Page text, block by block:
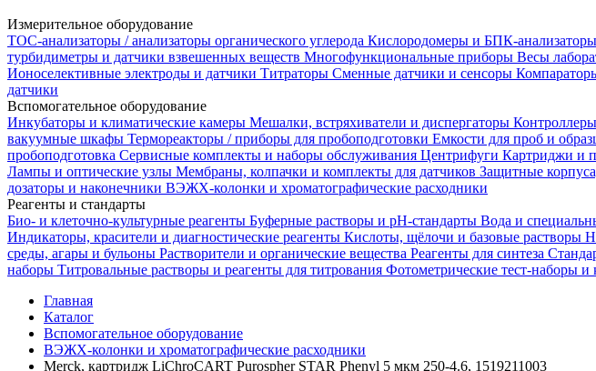
Измерительное оборудование
TOC-анализаторы / анализаторы органического углерода Кислородомеры и БПК-анализаторы
турбидиметры и датчики взвешенных веществ Многофункциональные приборы Весы
Ионоселективные электроды и датчики Титраторы Сменные датчики и сенсоры
датчики
Вспомогательное оборудование
Инкубаторы и климатические камеры Мешалки, встряхиватели и диспергаторы
вакуумные шкафы Термореакторы / приборы для пробоподготовки Емкости для проб и
пробоподготовка Сервисные комплекты и наборы обслуживания Центрифуги Картриджи и
Лампы и оптические узлы Мембраны, колпачки и комплекты для датчиков Защитные
дозаторы и наконечники ВЭЖХ-колонки и хроматографические расходники
Реагенты и стандарты
Био- и клеточно-культурные реагенты Буферные растворы и pH-стандарты Вода и
Индикаторы, красители и диагностические реагенты Кислоты, щёлочи и базовые растворы
среды, агары и бульоны Растворители и органические вещества Реагенты для синтеза
наборы Титровальные растворы и реагенты для титрования Фотометрические тест-наборы и
Главная
Каталог
Вспомогательное оборудование
ВЭЖХ-колонки и хроматографические расходники
Merck, картридж LiChroCART Purospher STAR Phenyl 5 мкм 250-4.6, 1519211003